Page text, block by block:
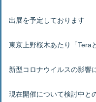
出展を予定しております
東京上野桜木あたり「Tera
新型コロナウイルスの影響
現在開催について検討中と